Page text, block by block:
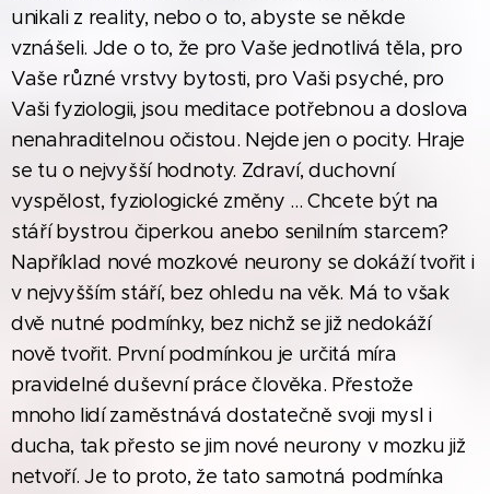
unikali z reality, nebo o to, abyste se někde
vznášeli. Jde o to, že pro Vaše jednotlivá těla, pro
Vaše různé vrstvy bytosti, pro Vaši psyché, pro
Vaši fyziologii, jsou meditace potřebnou a doslova
nenahraditelnou očistou. Nejde jen o pocity. Hraje
se tu o nejvyšší hodnoty. Zdraví, duchovní
vyspělost, fyziologické změny ... Chcete být na
stáří bystrou čiperkou anebo senilním starcem?
Například nové mozkové neurony se dokáží tvořit i
v nejvyšším stáří, bez ohledu na věk. Má to však
dvě nutné podmínky, bez nichž se již nedokáží
nově tvořit. První podmínkou je určitá míra
pravidelné duševní práce člověka. Přestože
mnoho lidí zaměstnává dostatečně svoji mysl i
ducha, tak přesto se jim nové neurony v mozku již
netvoří. Je to proto, že tato samotná podmínka